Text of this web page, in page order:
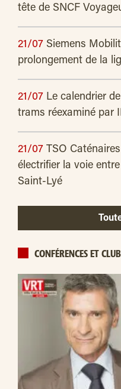
tête de SNCF
21/07 Siemens
prolongement de la
21/07 Le calendrier
trams réexaminé par
21/07 TSO
électrifier la voie
Saint-Lyé
CONFÉRENCES ET CLUB